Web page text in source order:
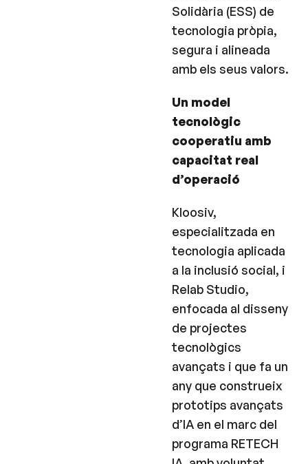
Solidària (ESS) de
tecnologia pròpia,
segura i alineada
amb els seus valors.
Un model
tecnològic
cooperatiu amb
capacitat real
d’operació
Kloosiv,
especialitzada en
tecnologia aplicada
a la inclusió social, i
Relab Studio,
enfocada al disseny
de projectes
tecnològics
avançats i que fa un
any que construeix
prototips avançats
d’IA en el marc del
programa RETECH